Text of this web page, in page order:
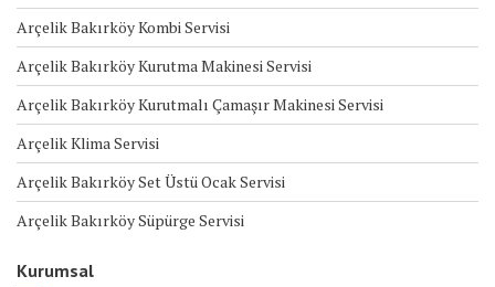
Arçelik Bakırköy Kombi Servisi
Arçelik Bakırköy Kurutma Makinesi Servisi
Arçelik Bakırköy Kurutmalı Çamaşır Makinesi Servisi
Arçelik Klima Servisi
Arçelik Bakırköy Set Üstü Ocak Servisi
Arçelik Bakırköy Süpürge Servisi
Kurumsal